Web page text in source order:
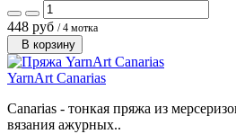
448 руб / 4 мотка
В корзину
YarnArt Canarias
Canarias - тонкая пряжа из
вязания ажурных..